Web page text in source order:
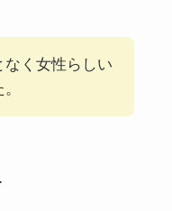
く女性らしい